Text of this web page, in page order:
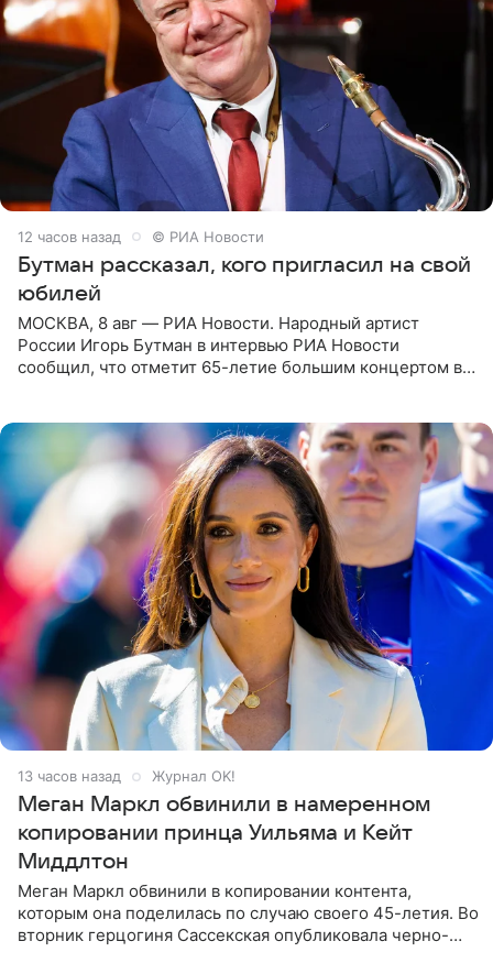
12 часов назад © РИА Новости
Бутман рассказал, кого пригласил на свой
юбилей
МОСКВА, 8 авг — РИА Новости. Народный артист
России Игорь Бутман в интервью РИА Новости
сообщил, что отметит 65-летие большим концертом в
13 часов назад Журнал OK!
Меган Маркл обвинили в намеренном
копировании принца Уильяма и Кейт
Миддлтон
Меган Маркл обвинили в копировании контента,
которым она поделилась по случаю своего 45-летия. Во
вторник герцогиня Сассекская опубликовала черно-